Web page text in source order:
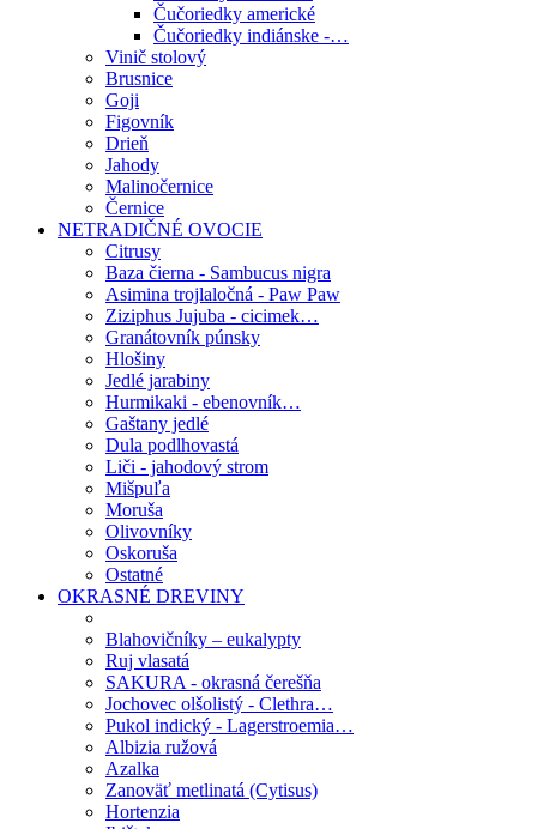
Čučoriedky americké
Čučoriedky indiánske -…
Vinič stolový
Brusnice
Goji
Figovník
Drieň
Jahody
Malinočernice
Černice
NETRADIČNÉ OVOCIE
Citrusy
Baza čierna - Sambucus nigra
Asimina trojlaločná - Paw Paw
Ziziphus Jujuba - cicimek…
Granátovník púnsky
Hlošiny
Jedlé jarabiny
Hurmikaki - ebenovník…
Gaštany jedlé
Dula podlhovastá
Liči - jahodový strom
Mišpuľa
Moruša
Olivovníky
Oskoruša
Ostatné
OKRASNÉ DREVINY
Blahovičníky – eukalypty
Ruj vlasatá
SAKURA - okrasná čerešňa
Jochovec olšolistý - Clethra…
Pukol indický - Lagerstroemia…
Albizia ružová
Azalka
Zanoväť metlinatá (Cytisus)
Hortenzia